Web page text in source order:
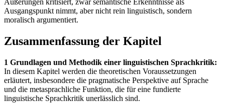
Äußerungen kritisiert, zwar semantische Erkenntnisse als
Ausgangspunkt nimmt, aber nicht rein linguistisch, sondern
moralisch argumentiert.
Zusammenfassung der Kapitel
1 Grundlagen und Methodik einer linguistischen Sprachkritik:
In diesem Kapitel werden die theoretischen Voraussetzungen
erläutert, insbesondere die pragmatische Perspektive auf Sprache
und die metasprachliche Funktion, die für eine fundierte
linguistische Sprachkritik unerlässlich sind.